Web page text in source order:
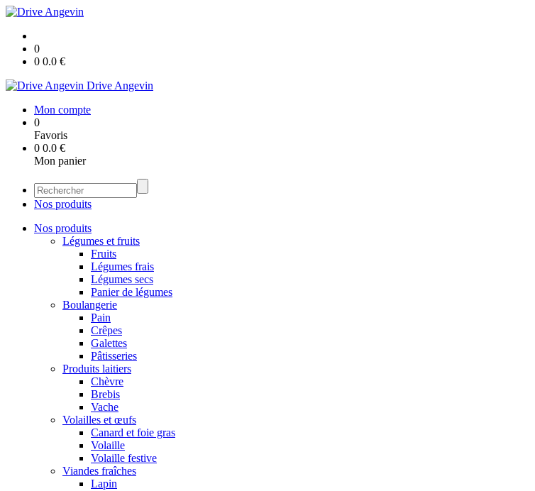
0
0 0.0 €
Drive Angevin
Mon compte
0
Favoris
0 0.0 €
Mon panier
Nos produits
Nos produits
Légumes et fruits
Fruits
Légumes frais
Légumes secs
Panier de légumes
Boulangerie
Pain
Crêpes
Galettes
Pâtisseries
Produits laitiers
Chèvre
Brebis
Vache
Volailles et œufs
Canard et foie gras
Volaille
Volaille festive
Viandes fraîches
Lapin